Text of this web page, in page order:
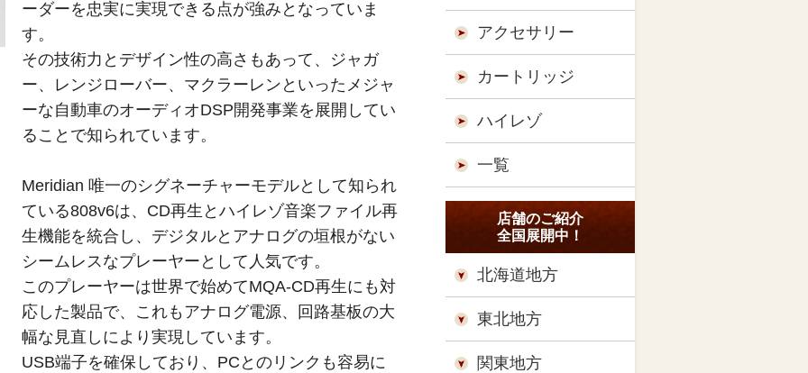
ーダーを忠実に実現できる点が強みとなっていま
す。
その技術力とデザイン性の高さもあって、ジャガ
ー、レンジローバー、マクラーレンといったメジャ
ーな自動車のオーディオDSP開発事業を展開してい
ることで知られています。
Meridian 唯一のシグネーチャーモデルとして知られ
ている808v6は、CD再生とハイレゾ音楽ファイル再
生機能を統合し、デジタルとアナログの垣根がない
シームレスなプレーヤーとして人気です。
このプレーヤーは世界で始めてMQA-CD再生にも対
応した製品で、これもアナログ電源、回路基板の大
幅な見直しにより実現しています。
USB端子を確保しており、PCとのリンクも容易に
アクセサリー
カートリッジ
ハイレゾ
一覧
店舗のご紹介
全国展開中！
北海道地方
東北地方
関東地方